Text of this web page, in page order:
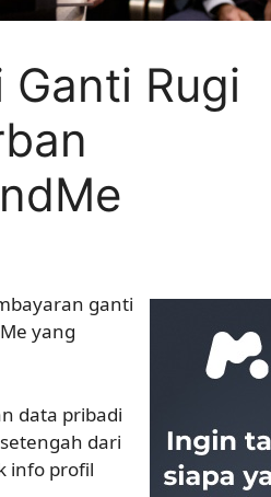
Rugi
ganti
yang
data pribadi
dari
info profil